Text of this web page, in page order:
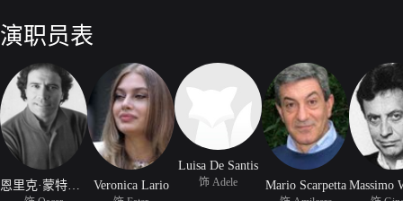
演职员表
Veronica Lario
Luisa De Santis
饰 Adele Mario Scarpetta